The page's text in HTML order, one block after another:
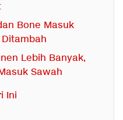
Bone Masuk
Ditambah
Lebih Banyak,
Sawah
Ini